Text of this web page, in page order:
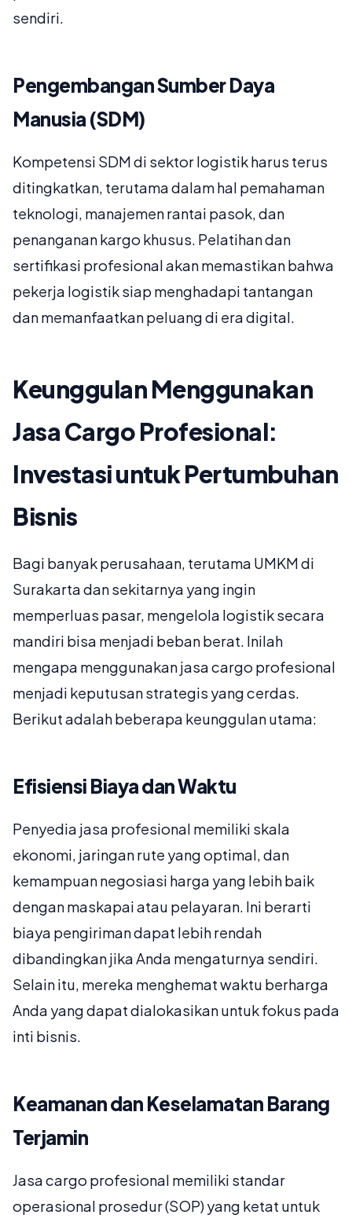
sendiri.
Pengembangan Sumber Daya
Manusia (SDM)
Kompetensi SDM di sektor logistik harus terus
ditingkatkan, terutama dalam hal pemahaman
teknologi, manajemen rantai pasok, dan
penanganan kargo khusus. Pelatihan dan
sertifikasi profesional akan memastikan bahwa
pekerja logistik siap menghadapi tantangan
dan memanfaatkan peluang di era digital.
Keunggulan Menggunakan
Jasa Cargo Profesional:
Investasi untuk Pertumbuhan
Bisnis
Bagi banyak perusahaan, terutama UMKM di
Surakarta dan sekitarnya yang ingin
memperluas pasar, mengelola logistik secara
mandiri bisa menjadi beban berat. Inilah
mengapa menggunakan jasa cargo profesional
menjadi keputusan strategis yang cerdas.
Berikut adalah beberapa keunggulan utama:
Efisiensi Biaya dan Waktu
Penyedia jasa profesional memiliki skala
ekonomi, jaringan rute yang optimal, dan
kemampuan negosiasi harga yang lebih baik
dengan maskapai atau pelayaran. Ini berarti
biaya pengiriman dapat lebih rendah
dibandingkan jika Anda mengaturnya sendiri.
Selain itu, mereka menghemat waktu berharga
Anda yang dapat dialokasikan untuk fokus pada
inti bisnis.
Keamanan dan Keselamatan Barang
Terjamin
Jasa cargo profesional memiliki standar
operasional prosedur (SOP) yang ketat untuk